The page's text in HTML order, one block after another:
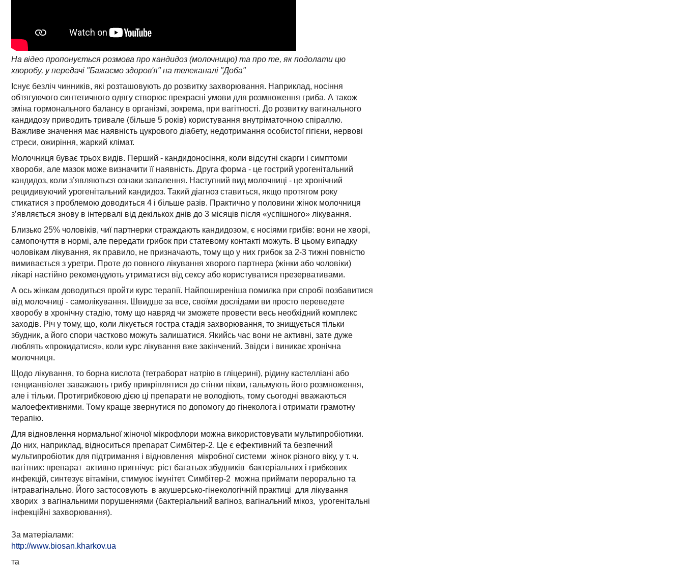
На відео пропонується розмова про кандидоз (молочницю) та про те, як подолати цю
хворобу, у передачі "Бажаємо здоров'я" на телеканалі "Доба"
Існує безліч чинників, які розташовують до розвитку захворювання. Наприклад, носіння
обтягуючого синтетичного одягу створює прекрасні умови для розмноження гриба. А також
зміна гормонального балансу в організмі, зокрема, при вагітності. До розвитку вагинального
кандидозу приводить тривале (більше 5 років) користування внутріматочною спіраллю.
Важливе значення має наявність цукрового діабету, недотримання особистої гігієни, нервові
стреси, ожиріння, жаркий клімат.
Молочниця буває трьох видів. Перший - кандидоносіння, коли відсутні скарги і симптоми
хвороби, але мазок може визначити її наявність. Друга форма - це гострий урогенітальний
кандидоз, коли з’являються ознаки запалення. Наступний вид молочниці - це хронічний
рецидивуючий урогенітальний кандидоз. Такий діагноз ставиться, якщо протягом року
стикатися з проблемою доводиться 4 і більше разів. Практично у половини жінок молочниця
з’являється знову в інтервалі від декількох днів до 3 місяців після «успішного» лікування.
Близько 25% чоловіків, чиї партнерки страждають кандидозом, є носіями грибів: вони не хворі,
самопочуття в нормі, але передати грибок при статевому контакті можуть. В цьому випадку
чоловікам лікування, як правило, не призначають, тому що у них грибок за 2-3 тижні повністю
вимивається з уретри. Проте до повного лікування хворого партнера (жінки або чоловіки)
лікарі настійно рекомендують утриматися від сексу або користуватися презервативами.
А ось жінкам доводиться пройти курс терапії. Найпоширеніша помилка при спробі позбавитися
від молочниці - самолікування. Швидше за все, своїми дослідами ви просто переведете
хворобу в хронічну стадію, тому що навряд чи зможете провести весь необхідний комплекс
заходів. Річ у тому, що, коли лікується гостра стадія захворювання, то знищується тільки
збудник, а його спори частково можуть залишатися. Якийсь час вони не активні, зате дуже
люблять «прокидатися», коли курс лікування вже закінчений. Звідси і виникає хронічна
молочниця.
Щодо лікування, то борна кислота (тетраборат натрію в гліцерині), рідину кастелліані або
генцианвіолет заважають грибу прикріплятися до стінки піхви, гальмують його розмноження,
але і тільки. Протигрибковою дією ці препарати не володіють, тому сьогодні вважаються
малоефективними. Тому краще звернутися по допомогу до гінеколога і отримати грамотну
терапію.
Для відновлення нормальної жіночої мікрофлори можна використовувати мультипробіотики.
До них, наприклад, відноситься препарат Симбітер-2. Це є ефективний та безпечний
мультипробіотик для підтримання і відновлення мікробної системи жінок різного віку, у т. ч.
вагітних: препарат активно пригнічує ріст багатьох збудників бактеріальних і грибкових
инфекцій, синтезує вітаміни, стимуює імунітет. Симбітер-2 можна приймати перорально та
інтравагінально. Його застосовують в акушерсько-гінекологічній практиці для лікування
хворих з вагінальними порушеннями (бактеріальний вагіноз, вагінальний мікоз, урогенітальні
інфекційні захворювання).
За матеріалами:
http://www.biosan.kharkov.ua
та